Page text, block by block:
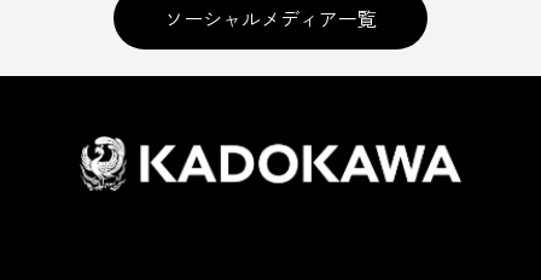
ソーシャルメディア一覧